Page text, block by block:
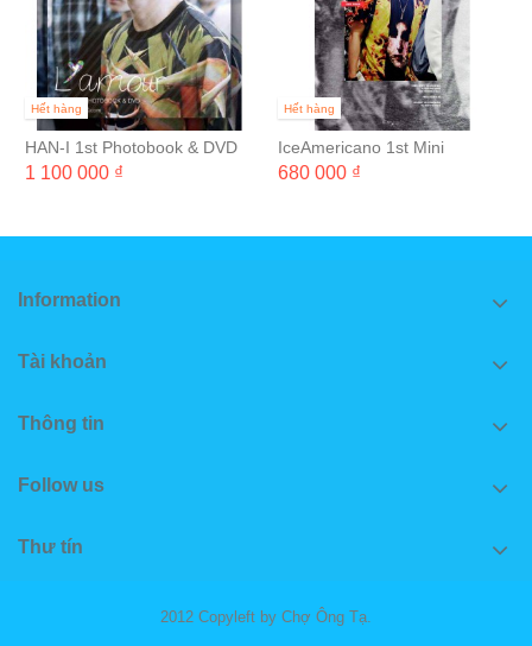
Hết hàng
HAN-I 1st Photobook & DVD
"L'amour"
1 100 000 ₫
Hết hàng
IceAmericano 1st Mini
Photobook & DVD 'JUDE
680 000 ₫
Information
Tài khoản
Thông tin
Follow us
Thư tín
2012 Copyleft by Chợ Ông Tạ.